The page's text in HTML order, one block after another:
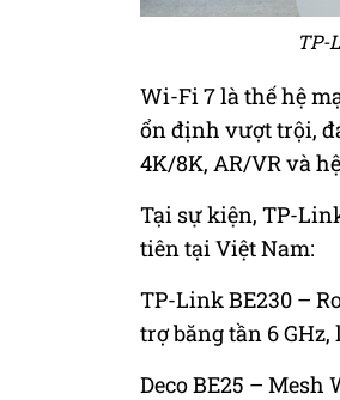
TP-
Wi-Fi 7 là thế hệ
ổn định vượt trội,
4K/8K, AR/VR và
Tại sự kiện, TP-
tiên tại Việt Nam:
TP-Link BE230 –
trợ băng tần 6
Deco BE25 –